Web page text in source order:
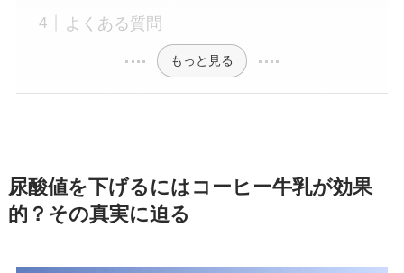
よくある質問
もっと見る
尿酸値を下げるにはコーヒー牛乳が効果
的？その真実に迫る